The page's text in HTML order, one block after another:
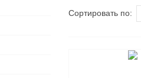
Сортировать по: